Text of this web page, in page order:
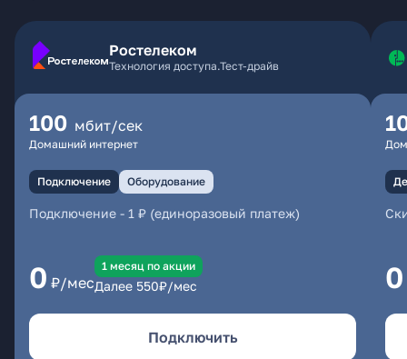
Ростелеком
Технология доступа.Тест-драйв
100 мбит/сек
Домашний интернет
Подключение Оборудование
Подключение - 1 ₽ (единоразовый платеж)
0 ₽/мес
1 месяц по акции
Далее 550₽/мес
Подключить
0